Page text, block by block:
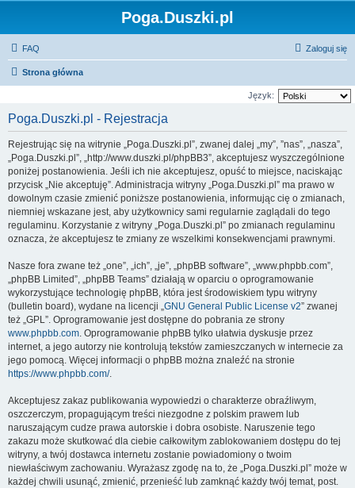
Poga.Duszki.pl
FAQ Zaloguj się
Strona główna
Język:
Poga.Duszki.pl - Rejestracja
Rejestrując się na witrynie „Poga.Duszki.pl”, zwanej dalej „my”, ”nas”, „nasza”,
„Poga.Duszki.pl”, „http://www.duszki.pl/phpBB3”, akceptujesz wyszczególnione
poniżej postanowienia. Jeśli ich nie akceptujesz, opuść to miejsce, naciskając
przycisk „Nie akceptuję”. Administracja witryny „Poga.Duszki.pl” ma prawo w
dowolnym czasie zmienić poniższe postanowienia, informując cię o zmianach,
niemniej wskazane jest, aby użytkownicy sami regularnie zaglądali do tego
regulaminu. Korzystanie z witryny „Poga.Duszki.pl” po zmianach regulaminu
oznacza, że akceptujesz te zmiany ze wszelkimi konsekwencjami prawnymi.
Nasze fora zwane też „one”, „ich”, „je”, „phpBB software”, „www.phpbb.com”,
„phpBB Limited”, „phpBB Teams” działają w oparciu o oprogramowanie
wykorzystujące technologię phpBB, która jest środowiskiem typu witryny
(bulletin board), wydane na licencji „GNU General Public License v2” zwanej
też „GPL”. Oprogramowanie jest dostępne do pobrania ze strony
www.phpbb.com. Oprogramowanie phpBB tylko ułatwia dyskusje przez
internet, a jego autorzy nie kontrolują tekstów zamieszczanych w internecie za
jego pomocą. Więcej informacji o phpBB można znaleźć na stronie
https://www.phpbb.com/.
Akceptujesz zakaz publikowania wypowiedzi o charakterze obraźliwym,
oszczerczym, propagującym treści niezgodne z polskim prawem lub
naruszającym cudze prawa autorskie i dobra osobiste. Naruszenie tego
zakazu może skutkować dla ciebie całkowitym zablokowaniem dostępu do tej
witryny, a twój dostawca internetu zostanie powiadomiony o twoim
niewłaściwym zachowaniu. Wyrażasz zgodę na to, że „Poga.Duszki.pl” może w
każdej chwili usunąć, zmienić, przenieść lub zamknąć każdy twój temat, post.